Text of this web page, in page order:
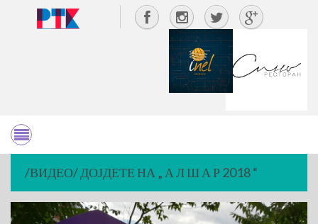
/ВИДЕО/ ДОЈДЕТЕ НА „ А Л Ш А Р 2018 “